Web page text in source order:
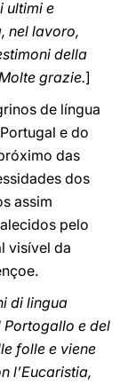
ultimi e
nel lavoro,
della
grazie.]
de língua
e do
das
dos
assim
pelo
visível da
di lingua
e del
folle e viene
l’Eucaristia,